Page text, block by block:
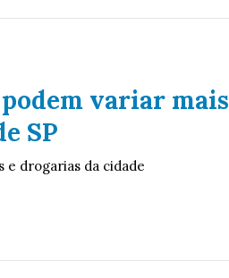
variar mais
SP
e drogarias da cidade